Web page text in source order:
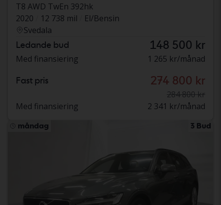
T8 AWD TwEn 392hk
2020
12 738 mil
El/Bensin
Svedala
Ledande bud 148 500 kr
Med finansiering 1 265 kr/månad
Fast pris 274 800 kr
284 800 kr
Med finansiering
2 341 kr/månad
måndag 3 Bud